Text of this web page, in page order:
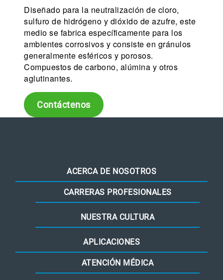
Diseñado para la neutralización de cloro,
sulfuro de hidrógeno y dióxido de azufre, este
medio se fabrica específicamente para los
ambientes corrosivos y consiste en gránulos
generalmente esféricos y porosos.
Compuestos de carbono, alúmina y otros
aglutinantes.
Contáctenos
ACERCA DE NOSOTROS
CARRERAS PROFESIONALES
NUESTRA CULTURA
APLICACIONES
ATENCIÓN MÉDICA